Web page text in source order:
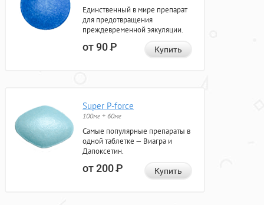
Единственный в мире препарат
для предотвращения
преждевременной эякуляции.
от 90Р Купить
Super P-force
100мг + 60мг
Самые популярные препараты в
одной таблетке — Виагра и
Дапоксетин.
от 200Р Купить